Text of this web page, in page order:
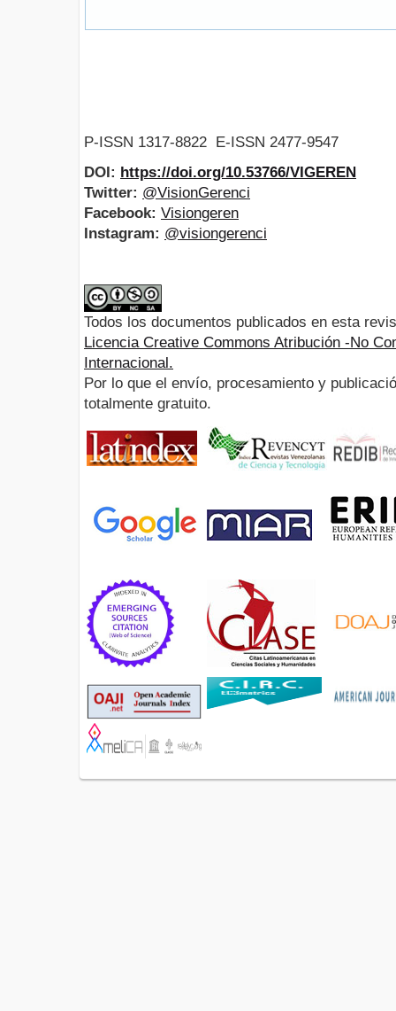
P-ISSN 1317-8822 E-ISSN 2477-9547
DOI: https://doi.org/10.53766/VIGEREN
Twitter: @VisionGerenci
Facebook: Visiongeren
Instagram: @visiongerenci
Todos los documentos publicados en esta
Licencia Creative Commons Atribución -No
Internacional.
Por lo que el envío, procesamiento y
totalmente gratuito.